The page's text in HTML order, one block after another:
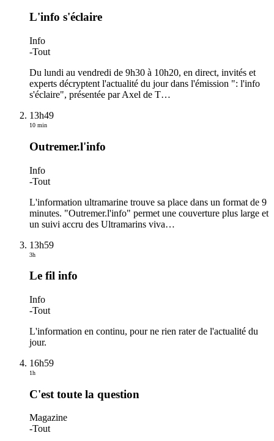
L'info s'éclaire
Info
-Tout
Du lundi au vendredi de 9h30 à 10h20, en direct, invités et
experts décryptent l'actualité du jour dans l'émission ": l'info
s'éclaire", présentée par Axel de T…
13h49
10 min
Outremer.l'info
Info
-Tout
L'information ultramarine trouve sa place dans un format de 9
minutes. "Outremer.l'info" permet une couverture plus large et
un suivi accru des Ultramarins viva…
13h59
3h
Le fil info
Info
-Tout
L'information en continu, pour ne rien rater de l'actualité du
jour.
16h59
1h
C'est toute la question
Magazine
-Tout